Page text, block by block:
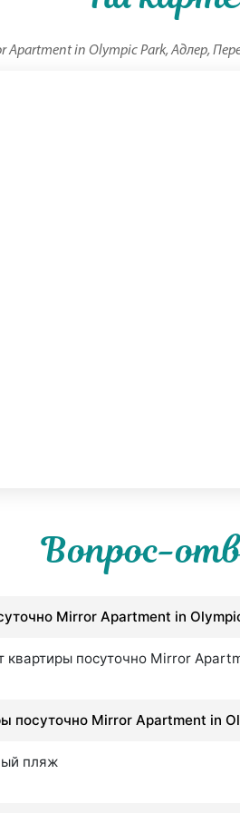
in Olympic Park, Адлер,
Вопрос-
Mirror Apartment in
квартиры посуточно Mirror
посуточно Mirror Apartment in
пляж